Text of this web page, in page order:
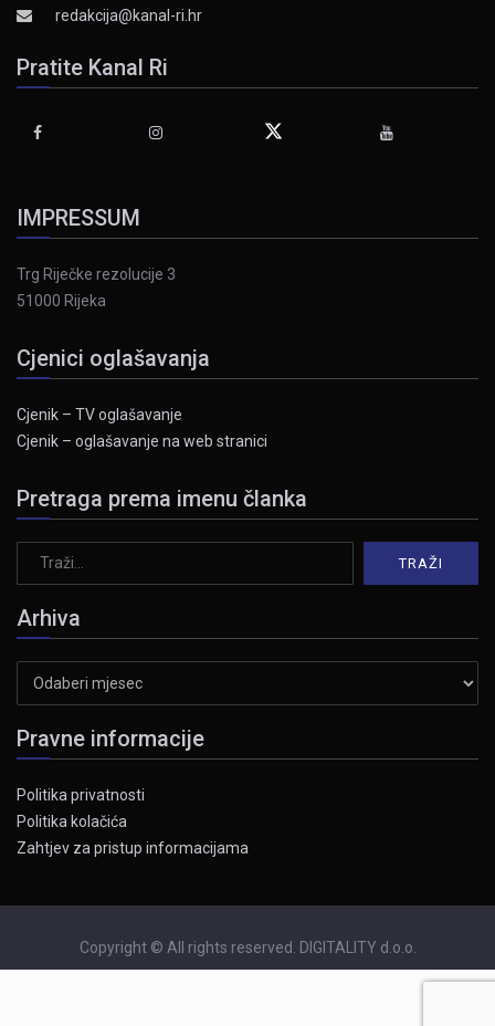
redakcija@kanal-ri.hr
Pratite Kanal Ri
IMPRESSUM
Trg Riječke rezolucije 3
51000 Rijeka
Cjenici oglašavanja
Cjenik – TV oglašavanje
Cjenik – oglašavanje na web stranici
Pretraga prema imenu članka
Arhiva
Pravne informacije
Politika privatnosti
Politika kolačića
Zahtjev za pristup informacijama
Copyright © All rights reserved. DIGITALITY d.o.o.